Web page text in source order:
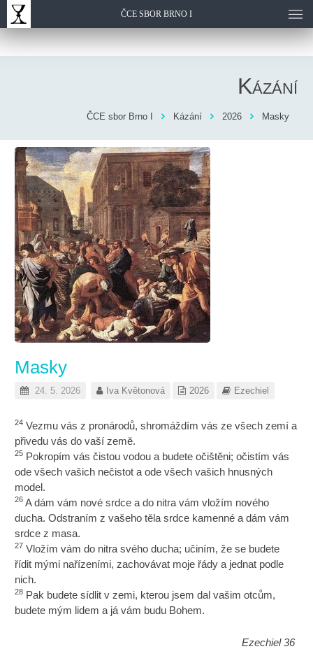
ČCE SBOR BRNO I
Kázání
ČCE sbor Brno I Kázání 2026 Masky
Masky
24. 5. 2026 Iva Květonová 2026 Ezechiel
24 Vezmu vás z pronárodů, shromáždím vás ze všech zemí a
přivedu vás do vaší země.
25 Pokropím vás čistou vodou a budete očištěni; očistím vás
ode všech vašich nečistot a ode všech vašich hnusných
model.
26 A dám vám nové srdce a do nitra vám vložím nového
ducha. Odstraním z vašeho těla srdce kamenné a dám vám
srdce z masa.
27 Vložím vám do nitra svého ducha; učiním, že se budete
řídit mými nařízeními, zachovávat moje řády a jednat podle
nich.
28 Pak budete sídlit v zemi, kterou jsem dal vašim otcům,
budete mým lidem a já vám budu Bohem.
Ezechiel 36